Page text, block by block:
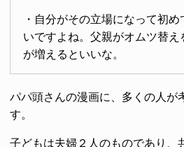
・自分がその立場になって初
いですよね。父親がオムツ替え
が増えるといいな。
パパ頭さんの漫画に、多くの人が
す。
子どもは夫婦２人のものであり、